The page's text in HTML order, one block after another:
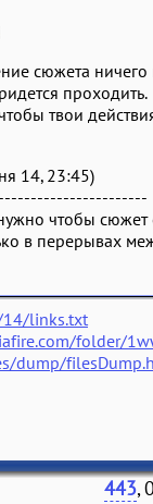
сюжета
проходить.
твои
14, 23:45)
чтобы сюжет
в перерывах
links.txt
folder/
dump/
443,